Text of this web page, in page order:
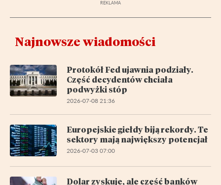
Najnowsze wiadomości
Protokół Fed ujawnia podziały.
Część decydentów chciała
podwyżki stóp
2026-07-08 21:36
Europejskie giełdy biją rekordy. Te
sektory mają największy potencjał
2026-07-03 07:00
Dolar zyskuje, ale część banków